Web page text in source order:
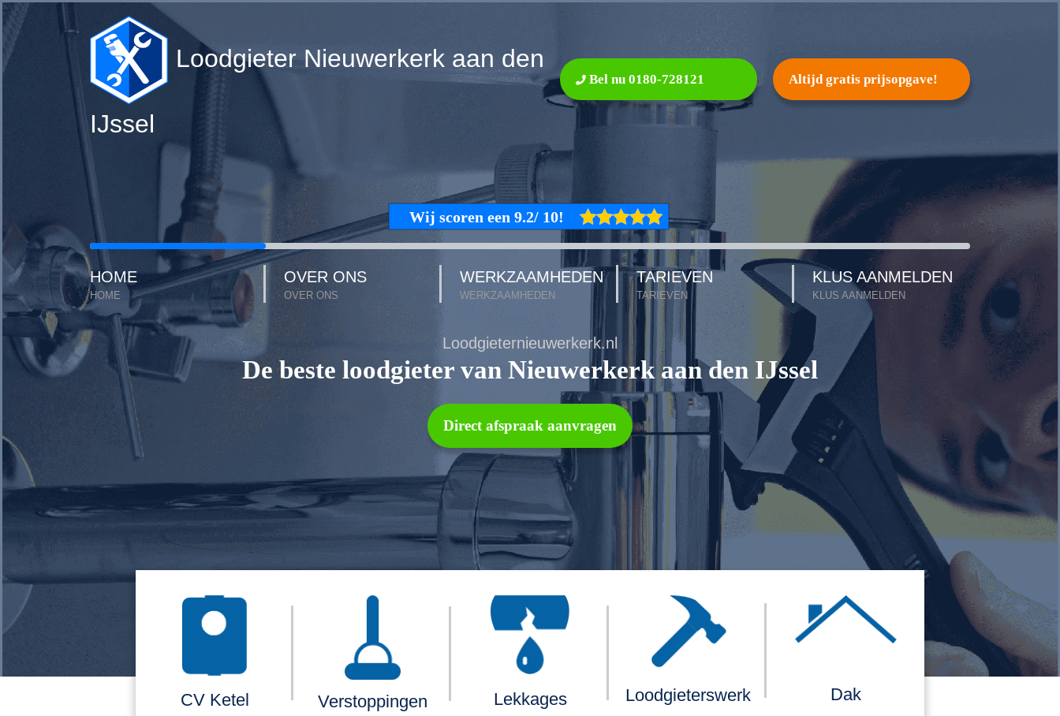
Loodgieter Nieuwerkerk aan den
IJssel
Bel nu 0180-728121 Altijd gratis prijsopgave!
HOME
HOME
OVER ONS
OVER ONS
WERKZAAMHEDEN
WERKZAAMHEDEN
TARIEVEN
TARIEVEN
KLUS AANMELDEN
KLUS AANMELDEN
Loodgieternieuwerkerk.nl
De beste loodgieter van Nieuwerkerk aan den IJssel
Direct afspraak aanvragen
CV Ketel Verstoppingen Lekkages Loodgieterswerk Dak